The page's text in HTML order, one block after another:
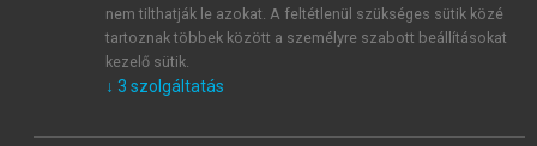
mersz.huoldalak licencszerződéseiben foglaltakat
tudomásul veszem és elfogadom.
KIPRÓBÁLOM
nem tilthatják le azokat. A feltétlenül szükséges sütik közé
tartoznak többek között a személyre szabott beállításokat
kezelő sütik.
↓ 3 szolgáltatás